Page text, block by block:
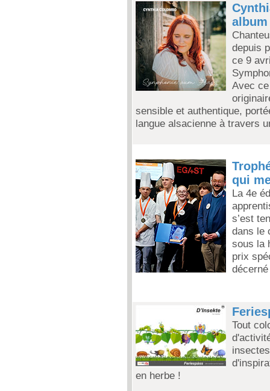
depuis
ce 9
Avec
sensible et authentique,
langue alsacienne à travers
qui
La 4e
s’est
dans le
sous la
prix
Tout
en herbe !